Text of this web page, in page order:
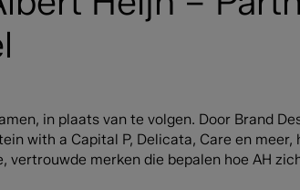
in plaats van te volgen. Door Brand
with a Capital P, Delicata, Care en meer,
vertrouwde merken die bepalen hoe AH